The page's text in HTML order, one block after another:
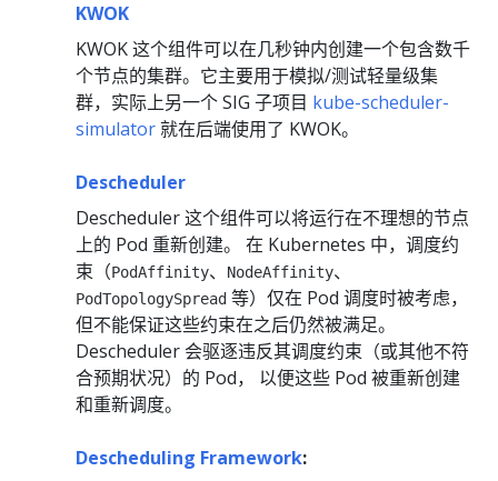
KWOK
KWOK 这个组件可以在几秒钟内创建一个包含数千
个节点的集群。它主要用于模拟/测试轻量级集
群，实际上另一个 SIG 子项目 kube-scheduler-
simulator就在后端使用了 KWOK。
Descheduler
Descheduler 这个组件可以将运行在不理想的节点
上的 Pod 重新创建。 在 Kubernetes 中，调度约
束（PodAffinity、 NodeAffinity、
PodTopologySpread 等）仅在 Pod 调度时被考虑，
但不能保证这些约束在之后仍然被满足。
Descheduler 会驱逐违反其调度约束（或其他不符
合预期状况）的 Pod， 以便这些 Pod 被重新创建
和重新调度。
Descheduling Framework: